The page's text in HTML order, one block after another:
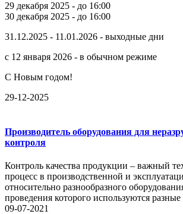
29 декабря 2025 - до 16:00
30 декабря 2025 - до 16:00
31.12.2025 - 11.01.2026 - выходные дни
с 12 января 2026 - в обычном режиме
С Новым годом!
29-12-2025
Производитель оборудования для
контроля
Контроль качества продукции – важный
процесс в производственной и
относительно разнообразного
проведения которого используются
09-07-2021